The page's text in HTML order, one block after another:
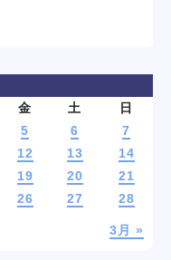
金 土 日
3月 »
5 6
7
12 13
14
19 20
21
26 27 28